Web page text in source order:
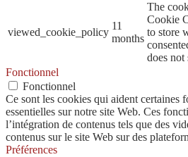
viewed_cookie_policy
11
months
The
Cookie
to store
does not
Fonctionnel
Fonctionnel
Ce sont les cookies qui aident certaines
essentielles sur notre site Web. Ces
l’intégration de contenus tels que des
contenus sur le site Web sur des
Préférences